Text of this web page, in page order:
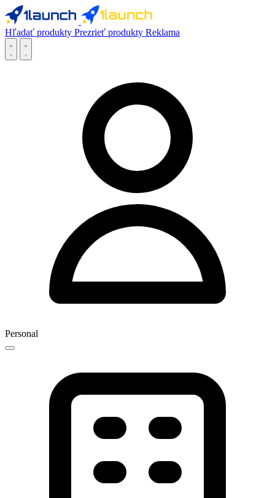
Hľadať produkty Prezrieť produkty Reklama
Personal